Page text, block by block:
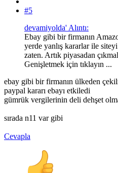
#5
devamiyolda' Alıntı:
Ebay gibi bir firmanın
yerde yanlış kararlar ile
zaten. Artık piyasadan
Genişletmek için tıklayın ...
ebay gibi bir firmanın ülkeden
paypal kararı ebayı etkiledi
gümrük vergilerinin deli dehşet
sırada n11 var gibi
Cevapla